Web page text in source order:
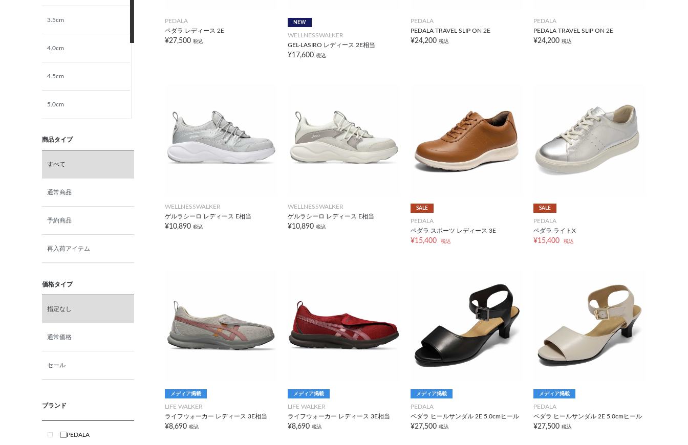
3.5cm
4.0cm
4.5cm
5.0cm
6.0cm
6.5cm
7.0cm
商品タイプ
すべて
通常商品
予約商品
再入荷アイテム
価格タイプ
指定なし
通常価格
セール
ブランド
PEDALA
PEDALA
ペダラ レディース 2E
¥27,500 税込
NEW
WELLNESSWALKER
GEL-LASIRO レディース 2E相当
¥17,600 税込
PEDALA
PEDALA TRAVEL SLIP ON 2E
¥24,200 税込
PEDALA
PEDALA TRAVEL SLIP ON 2E
¥24,200 税込
WELLNESSWALKER
ゲルラシーロ レディース E相当
¥10,890 税込
WELLNESSWALKER
ゲルラシーロ レディース E相当
¥10,890 税込
SALE
PEDALA
ペダラ スポーツ レディース 3E
¥15,400 税込
SALE
PEDALA
ペダラ ライトX
¥15,400 税込
メディア掲載
LIFE WALKER
ライフウォーカー レディース 3E相当
¥8,690 税込
メディア掲載
LIFE WALKER
ライフウォーカー レディース 3E相当
¥8,690 税込
メディア掲載
PEDALA
ペダラ ヒールサンダル 2E 5.0cmヒール
¥27,500 税込
メディア掲載
PEDALA
ペダラ ヒールサンダル 2E 5.0cmヒール
¥27,500 税込